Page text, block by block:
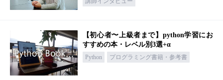
【初心者〜上級者まで】python学習にお
すすめの本・レベル別3選+α
Python プログラミング書籍・参考書